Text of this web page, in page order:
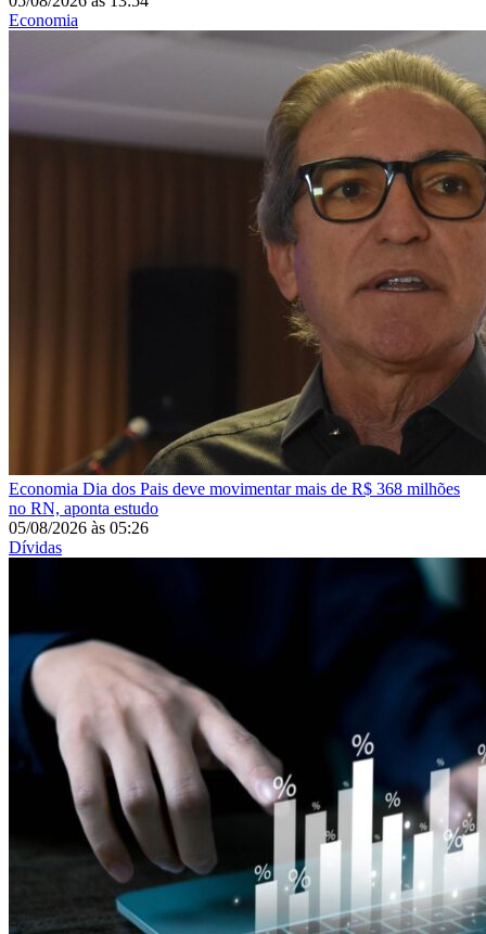
Economia
Economia Dia dos Pais deve movimentar mais de R$ 368 milhões
no RN, aponta estudo
05/08/2026 às 05:26
Dívidas